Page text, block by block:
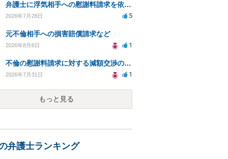
弁護士に浮気相手への慰謝料請求を依頼する費用相場は？
2026年7月28日 5
元不倫相手への損害賠償請求など
2026年8月6日 1
不倫の慰謝料請求に対する減額交渉の可能性と対策
2026年7月31日 1
もっと見る
弁護士ランキング